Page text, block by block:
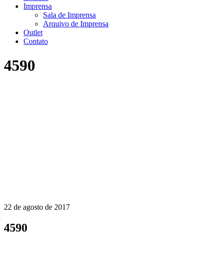
Imprensa
Sala de Imprensa
Arquivo de Imprensa
Outlet
Contato
4590
22 de agosto de 2017
4590